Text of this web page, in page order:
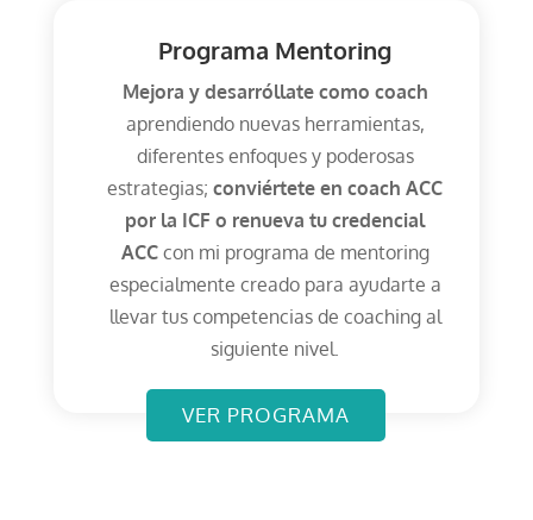
Programa Mentoring
Mejora y desarróllate como coach
aprendiendo nuevas herramientas,
diferentes enfoques y poderosas
estrategias;conviértete en coach ACC
por la ICF o renueva tu credencial
ACCcon mi programa de mentoring
especialmente creado para ayudarte a
llevar tus competencias de coaching al
siguiente nivel.
VER PROGRAMA